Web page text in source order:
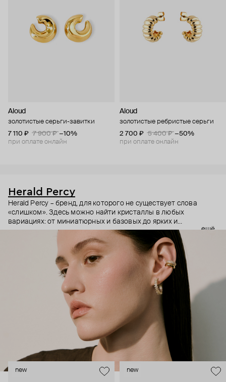
Aloud
золотистые серьги-завитки
7 110 ₽
7 900 ₽ −10%
при оплате онлайн
Aloud
золотистые ребристые серьги
2 700 ₽
5 400 ₽ −50%
при оплате онлайн
Herald Percy
Herald Percy – бренд, для которого не существует слова
«слишком». Здесь можно найти кристаллы в любых
вариациях: от миниатюрных и базовых до ярких и
массивных, которые сразу становятся главным элементом
образа. Героиня бренда – девушка из мегаполиса, которой
нужно как минимум 25 часов в сутках, чтобы все успеть, и
внушительный арсенал украшений, чтобы, поменяв серьги,
поехать на вечеринку сразу из офиса.
ещё
new new